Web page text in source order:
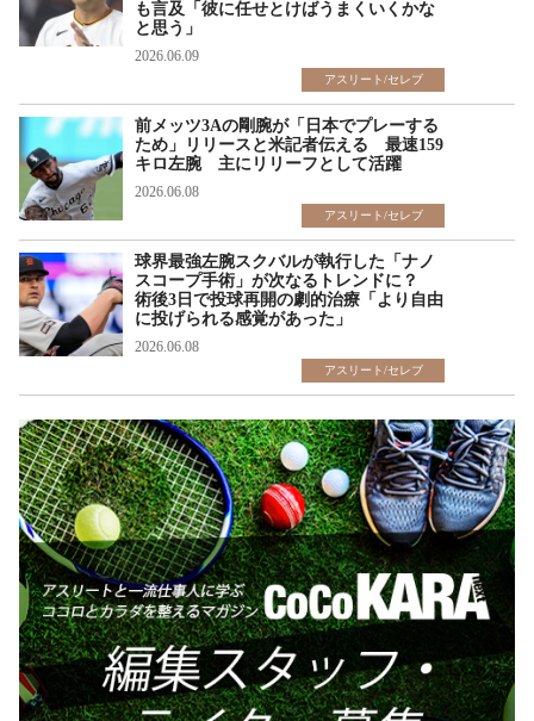
も言及「彼に任せとけばうまくいくかな
と思う」
2026.06.09
アスリート/セレブ
前メッツ3Aの剛腕が「日本でプレーする
ため」リリースと米記者伝える 最速159
キロ左腕 主にリリーフとして活躍
2026.06.08
アスリート/セレブ
球界最強左腕スクバルが執行した「ナノ
スコープ手術」が次なるトレンドに？
術後3日で投球再開の劇的治療「より自由
に投げられる感覚があった」
2026.06.08
アスリート/セレブ